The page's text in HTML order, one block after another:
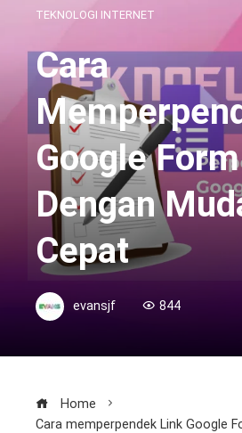
TEKNOLOGI INTERNET
Cara
Google Form
Dengan
Cepat
evansjf 844
Home
Cara memperpendek Link Google